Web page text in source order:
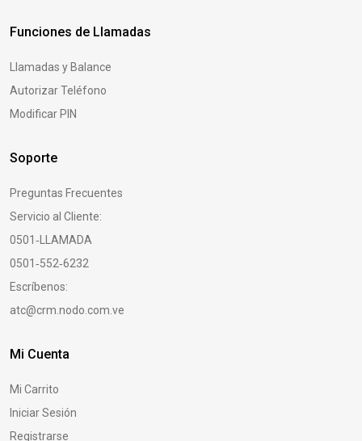
Funciones de Llamadas
Llamadas y Balance
Autorizar Teléfono
Modificar PIN
Soporte
Preguntas Frecuentes
Servicio al Cliente:
0501‑LLAMADA
0501‑552‑6232
Escríbenos:
atc@crm.nodo.com.ve
Mi Cuenta
Mi Carrito
Iniciar Sesión
Registrarse